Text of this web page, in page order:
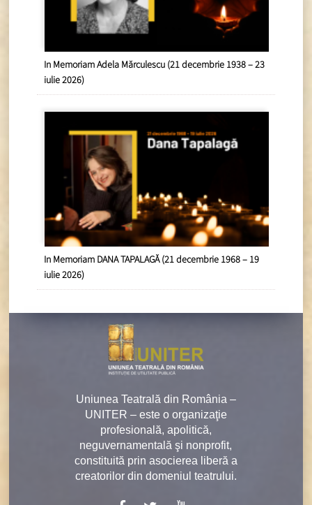
In Memoriam Adela Mărculescu (21 decembrie 1938 – 23
iulie 2026)
In Memoriam DANA TAPALAGĂ (21 decembrie 1968 – 19
iulie 2026)
Uniunea Teatrală din România –
UNITER – este o organizaţie
profesională, apolitică,
neguvernamentală şi nonprofit,
constituită prin asocierea liberă a
creatorilor din domeniul teatrului.